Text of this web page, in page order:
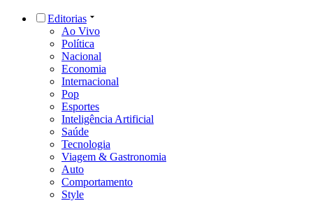
Editorias
Ao Vivo
Política
Nacional
Economia
Internacional
Pop
Esportes
Inteligência Artificial
Saúde
Tecnologia
Viagem & Gastronomia
Auto
Comportamento
Style